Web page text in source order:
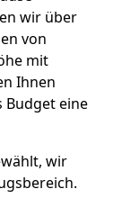
wir über
von
mit
Ihnen
Budget eine
wir